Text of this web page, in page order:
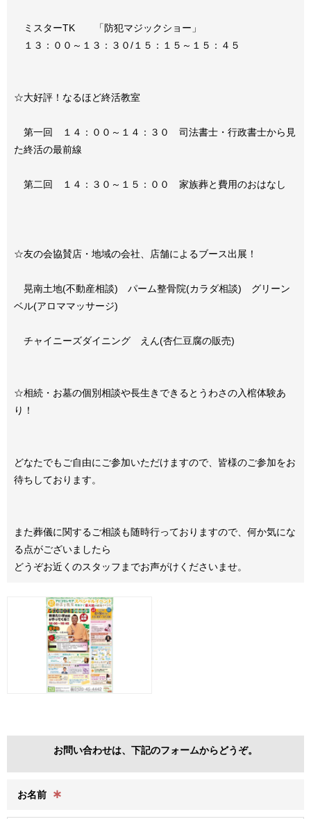
ミスターTK 「防犯マジックショー」
１３：００～１３：３０/１５：１５～１５：４５
☆大好評！なるほど終活教室
第一回 １４：００～１４：３０ 司法書士・行政書士から見
た終活の最前線
第二回 １４：３０～１５：００ 家族葬と費用のおはなし
☆友の会協賛店・地域の会社、店舗によるブース出展！
晃南土地(不動産相談) パーム整骨院(カラダ相談) グリーン
ベル(アロママッサージ)
チャイニーズダイニング えん(杏仁豆腐の販売)
☆相続・お墓の個別相談や長生きできるとうわさの入棺体験あ
り！
どなたでもご自由にご参加いただけますので、皆様のご参加をお
待ちしております。
また葬儀に関するご相談も随時行っておりますので、何か気にな
る点がございましたら
どうぞお近くのスタッフまでお声がけくださいませ。
お問い合わせは、下記のフォームからどうぞ。
お名前 ∗